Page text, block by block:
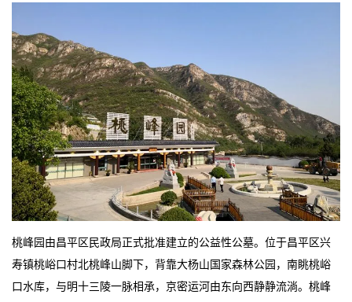
桃峰园由昌平区民政局正式批准建立的公益性公墓。位于昌平区兴
寿镇桃峪口村北桃峰山脚下，背靠大杨山国家森林公园，南眺桃峪
口水库，与明十三陵一脉相承，京密运河由东向西静静流淌。桃峰